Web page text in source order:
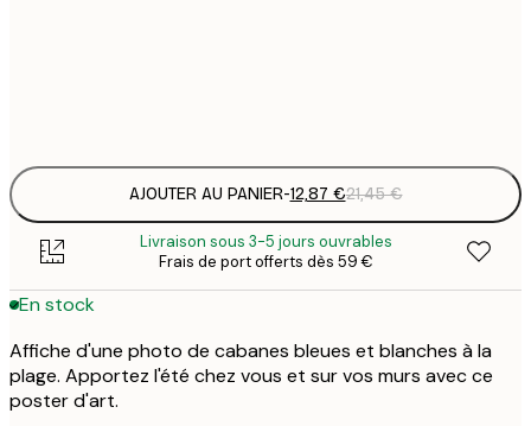
AJOUTER AU PANIER-12,87 €21,45 €
Livraison sous 3-5 jours ouvrables
Frais de port offerts dès 59 €
En stock
Affiche d'une photo de cabanes bleues et blanches à la
plage. Apportez l'été chez vous et sur vos murs avec ce
poster d'art.